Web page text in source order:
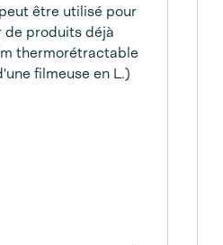
être utilisé pour
produits déjà
thermorétractable
filmeuse en L.)